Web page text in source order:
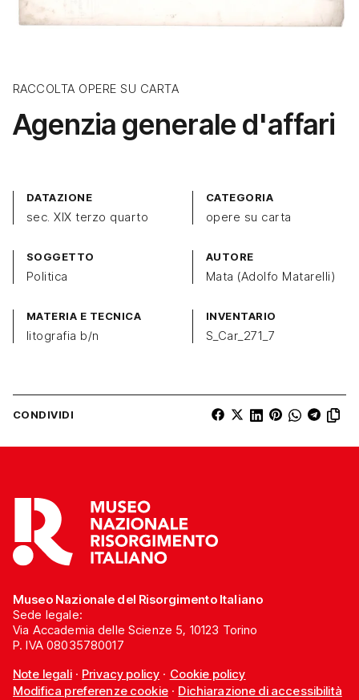
RACCOLTA OPERE SU CARTA
Agenzia generale d'affari
DATAZIONE
sec. XIX terzo quarto
CATEGORIA
opere su carta
SOGGETTO
Politica
AUTORE
Mata (Adolfo Matarelli)
MATERIA E TECNICA
litografia b/n
INVENTARIO
S_Car_271_7
CONDIVIDI
Museo Nazionale del Risorgimento Italiano
Sede legale:
Via Accademia delle Scienze 5, 10123 Torino
P. IVA 08035780017
Note legali· Privacy policy · Cookie policy
Modifica preferenze cookie· Dichiarazione di accessibilità